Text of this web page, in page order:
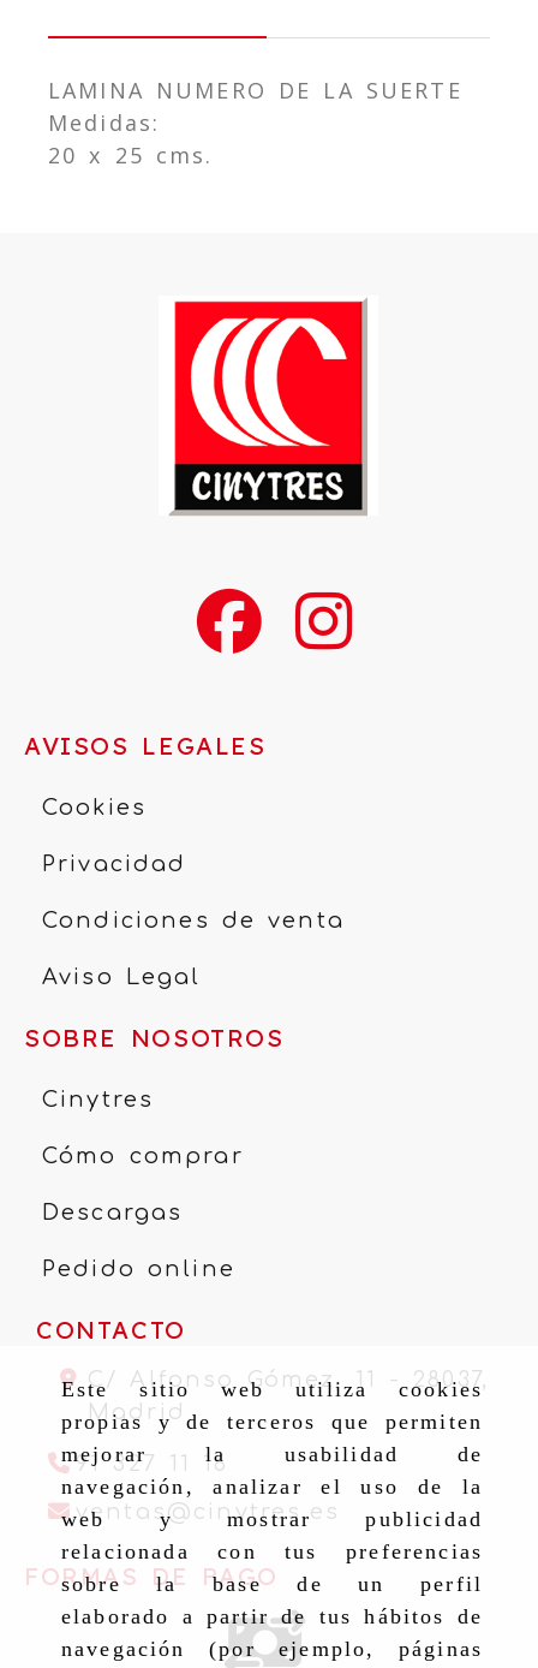
Este sitio web utiliza cookies
propias y de terceros que permiten
mejorar la usabilidad de
navegación, analizar el uso de la
web y mostrar publicidad
relacionada con tus preferencias
sobre la base de un perfil
elaborado a partir de tus hábitos de
navegación (por ejemplo, páginas
LAMINA NUMERO DE LA SUERTE
Medidas:
20 x 25 cms.
AVISOS LEGALES
Cookies
Privacidad
Condiciones de venta
Aviso Legal
SOBRE NOSOTROS
Cinytres
Cómo comprar
Descargas
Pedido online
CONTACTO
C/ Alfonso Gómez, 11 - 28037,
Madrid
91 327 11 16
ventas cinytres.es ventas
FORMAS DE PAGO